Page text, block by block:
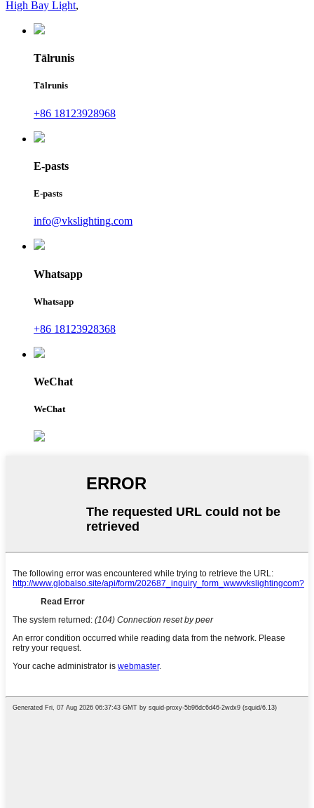
High Bay Light,
Tālrunis
Tālrunis
+86 18123928968
E-pasts
E-pasts
info@vkslighting.com
Whatsapp
Whatsapp
+86 18123928368
WeChat
WeChat